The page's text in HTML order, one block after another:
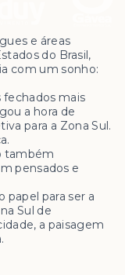
e áreas
do Brasil,
com um sonho:
fechados mais
a hora de
para a Zona Sul.
também
pensados e
papel para ser a
Sul de
a paisagem